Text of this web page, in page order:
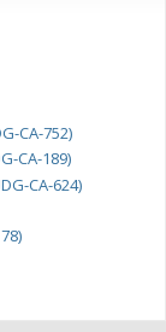
CA-752)
CA-189)
CA-624)